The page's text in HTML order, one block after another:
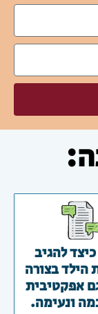
להגיב
הילד בצורה
אפקטיבית
ונעימה.